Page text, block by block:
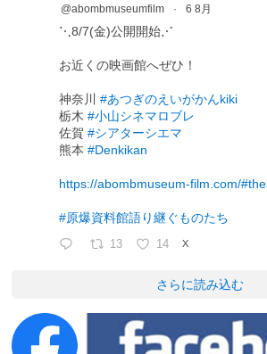
@abombmuseumfilm · 6 8月
⋱8/7(金)公開開始⋰
お近くの映画館へぜひ！
神奈川#あつぎのえいがかんkiki
栃木#小山シネマロブレ
佐賀#シアターシエマ
熊本#Denkikan
https://abombmuseum-film.com/
#原爆資料館語り継ぐものたち
13 14 X
さらに読み込む